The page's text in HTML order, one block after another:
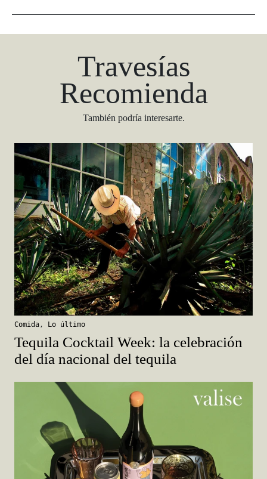
Travesías
Recomienda
También podría interesarte.
Comida , Lo último
Tequila Cocktail Week: la celebración
del día nacional del tequila